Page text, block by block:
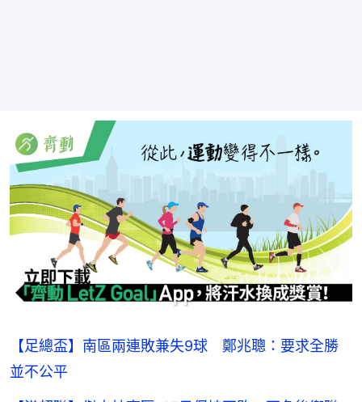
【足總盃】南區兩連敗兼失9球 鄭兆聰：要求全勝
並不公平